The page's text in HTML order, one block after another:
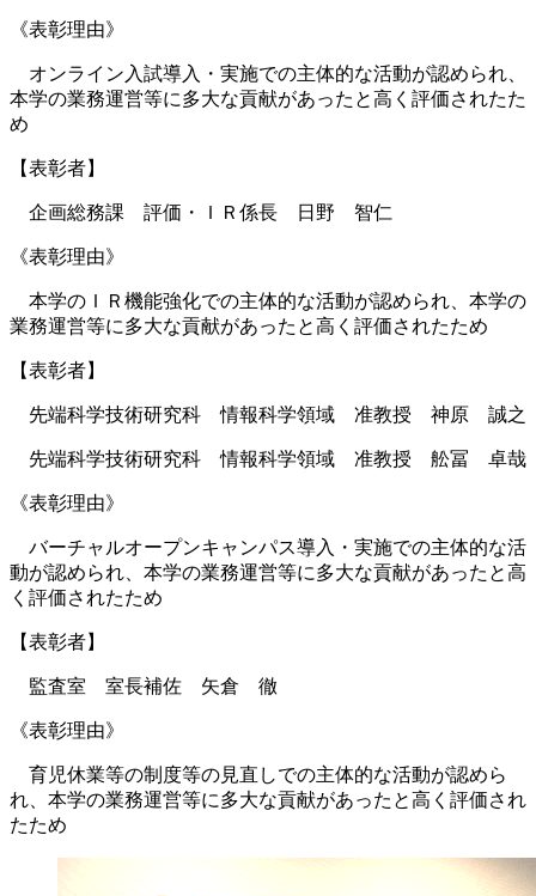
《表彰理由》
オンライン入試導入・実施での主体的な活動が認められ、
本学の業務運営等に多大な貢献があったと高く評価されたた
め
【表彰者】
企画総務課 評価・ＩＲ係長 日野 智仁
《表彰理由》
本学のＩＲ機能強化での主体的な活動が認められ、本学の
業務運営等に多大な貢献があったと高く評価されたため
【表彰者】
先端科学技術研究科 情報科学領域 准教授 神原 誠之
先端科学技術研究科 情報科学領域 准教授 舩冨 卓哉
《表彰理由》
バーチャルオープンキャンパス導入・実施での主体的な活
動が認められ、本学の業務運営等に多大な貢献があったと高
く評価されたため
【表彰者】
監査室 室長補佐 矢倉 徹
《表彰理由》
育児休業等の制度等の見直しでの主体的な活動が認めら
れ、本学の業務運営等に多大な貢献があったと高く評価され
たため